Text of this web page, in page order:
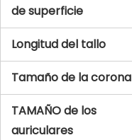
de superficie
Longitud del tallo
Tamaño de la corona
TAMAÑO de los
auriculares